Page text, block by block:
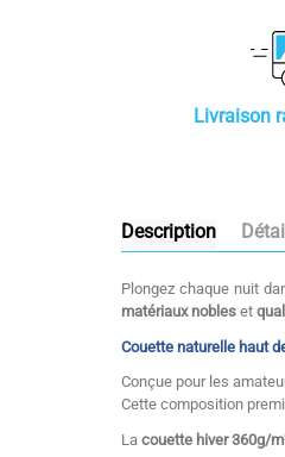
Livraison
Description
Plongez chaque nuit
matériaux nobles et
Couette naturelle haut
Conçue pour les
Cette composition
La couette hiver 360g/